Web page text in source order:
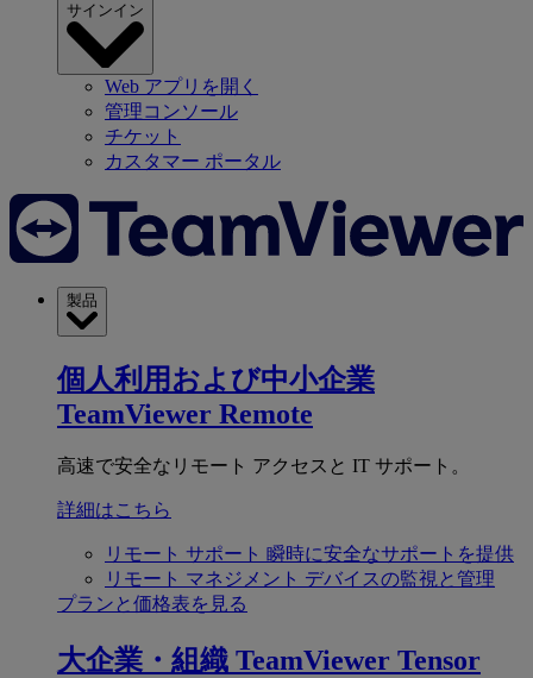
サインイン
Web アプリを開く
管理コンソール
チケット
カスタマー ポータル
製品
個人利用および中小企業
TeamViewer Remote
高速で安全なリモート アクセスと IT サポート。
詳細はこちら
リモート サポート 瞬時に安全なサポートを提供
リモート マネジメント デバイスの監視と管理
プランと価格表を見る
大企業・組織 TeamViewer Tensor